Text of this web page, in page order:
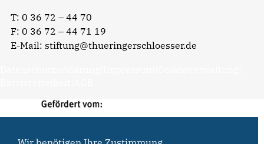
T: 0 36 72 – 44 70
F: 0 36 72 – 44 71 19
E-Mail: stiftung@thueringerschloesser.de